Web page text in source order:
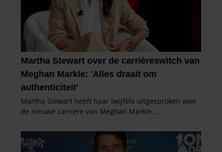
en om ons websiteverkeer te analyseren. Ook delen we
informatie over uw gebruik van onze site met onze
partners voor social media, adverteren en analyse. Deze
partners kunnen deze gegevens combineren met andere
informatie die u aan ze heeft verstrekt of die ze hebben
verzameld op basis van uw gebruik van hun services. U
gaat akkoord met onze cookies als u onze website blijft
gebruiken.